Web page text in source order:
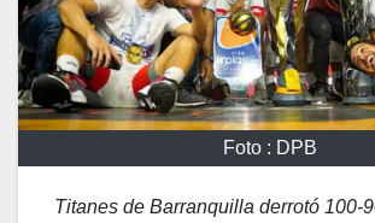
Foto : DPB
Titanes de Barranquilla derrotó 100-